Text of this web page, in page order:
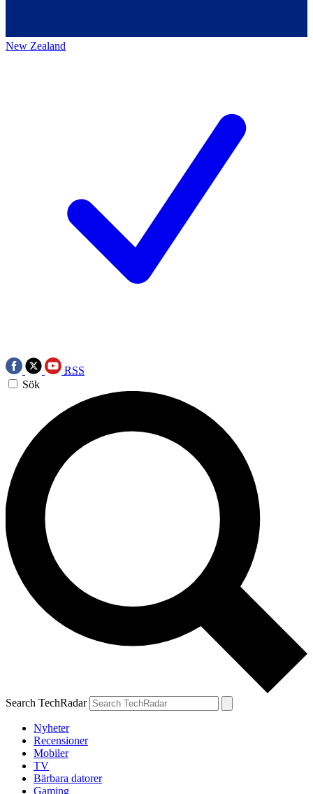
New Zealand
RSS
Sök
Search TechRadar
Nyheter
Recensioner
Mobiler
TV
Bärbara datorer
Gaming